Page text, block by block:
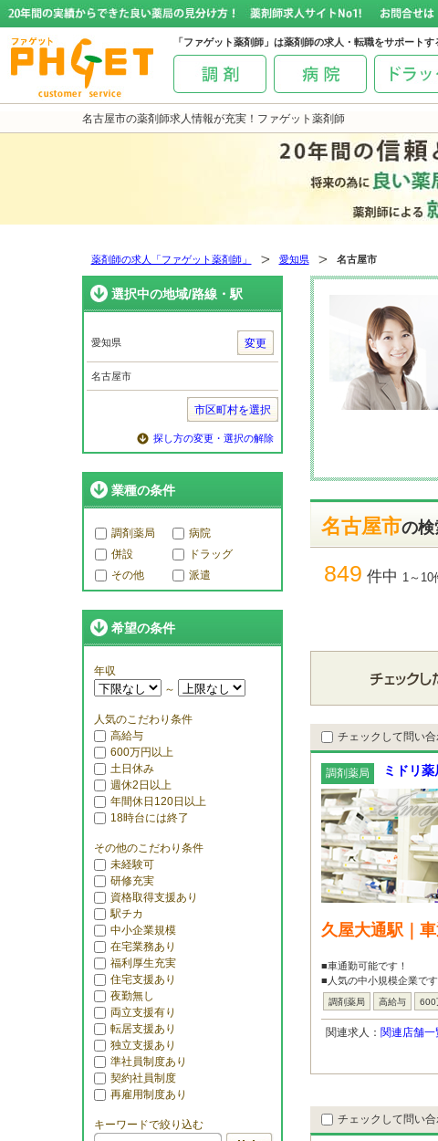
名古屋市の薬剤師求人情報が充実！ファゲット薬剤師
「ファゲット薬剤師」は薬剤師の求人・転職をサポートす
薬剤師の求人「ファゲット薬剤師」 愛知県 名古屋市
選択中の地域/路線・駅
愛知県 変更
名古屋市
市区町村を選択
探し方の変更・選択の解除
業種の条件
調剤薬局
病院
併設
ドラッグ
その他
派遣
希望の条件
年収
～
人気のこだわり条件
高給与
600万円以上
土日休み
週休2日以上
年間休日120日以上
18時台には終了
その他のこだわり条件
未経験可
研修充実
資格取得支援あり
駅チカ
中小企業規模
在宅業務あり
福利厚生充実
住宅支援あり
夜勤無し
両立支援有り
転居支援あり
独立支援あり
準社員制度あり
契約社員制度
再雇用制度あり
キーワードで絞り込む
名古屋市の検
849 件中 1～10
チェックして問い
調剤薬局 ミドリ
久屋大通駅｜
■車通勤可能です！
■人気の中小規模企業です
調剤薬局 高給与 600
関連求人： 関連店舗一
チェックして問い